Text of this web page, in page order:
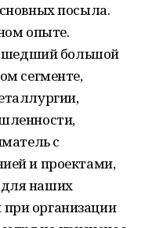
посыла.
опыте.
большой
сегменте,
с
и проектами,
наших
организации